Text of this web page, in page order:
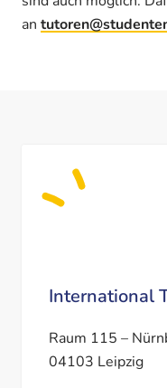
an
International
Raum 115 –
04103 Leipzig